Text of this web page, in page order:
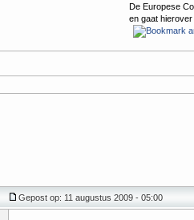
De Europese
en gaat hierover
Gepost op: 11 augustus 2009 - 05:00